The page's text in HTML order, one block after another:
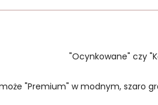
"Ocynkowane" czy
"Premium" w modnym, szaro